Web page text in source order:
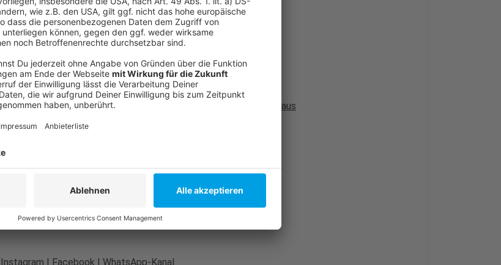
Weitere Infos und Links zum Thema:
Anzeige
Fortuna bindet Elias Egouli
Fortuna stattet Noah Egouli und Levi Mentzel mit Profiverträgen aus
Fortuna kompakt auf unserer Homepage
Anzeige
Folge uns für mehr News & Updates:
Anzeige
Instagram | Facebook | WhatsApp-Kanal